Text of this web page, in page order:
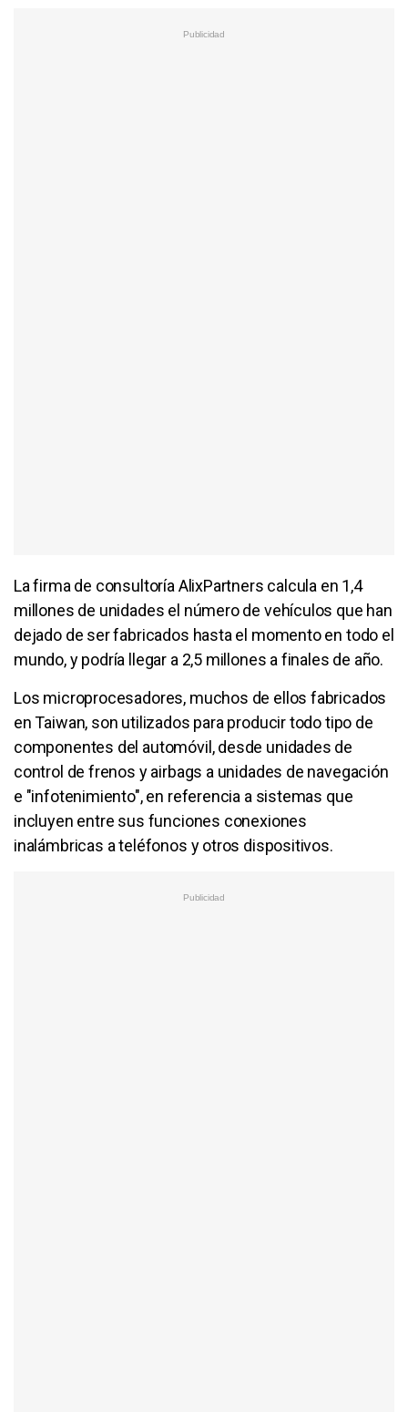
La firma de consultoría AlixPartners calcula en 1,4
millones de unidades el número de vehículos que han
dejado de ser fabricados hasta el momento en todo el
mundo, y podría llegar a 2,5 millones a finales de año.
Los microprocesadores, muchos de ellos fabricados
en Taiwan, son utilizados para producir todo tipo de
componentes del automóvil, desde unidades de
control de frenos y airbags a unidades de navegación
e "infotenimiento", en referencia a sistemas que
incluyen entre sus funciones conexiones
inalámbricas a teléfonos y otros dispositivos.